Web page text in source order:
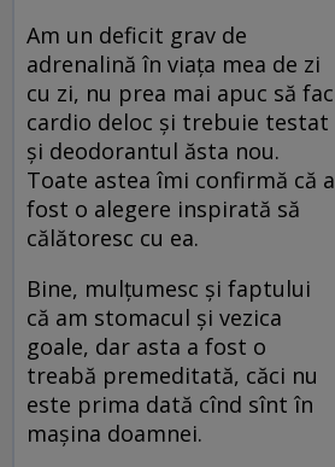
Am un deficit grav de
adrenalină în viața mea de zi
cu zi, nu prea mai apuc să fac
cardio deloc și trebuie testat
și deodorantul ăsta nou.
Toate astea îmi confirmă că a
fost o alegere inspirată să
călătoresc cu ea.
Bine, mulțumesc și faptului
că am stomacul și vezica
goale, dar asta a fost o
treabă premeditată, căci nu
este prima dată cînd sînt în
mașina doamnei.